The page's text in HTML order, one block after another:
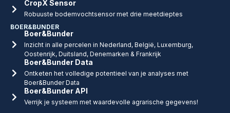
CropX Sensor
Robuuste bodemvochtsensor met drie meetdieptes
BOER&BUNDER
Boer&Bunder
Inzicht in alle percelen in Nederland, België, Luxemburg,
Oostenrijk, Duitsland, Denemarken & Frankrijk
Boer&Bunder Data
Ontketen het volledige potentieel van je analyses met
Boer&Bunder Data
Boer&Bunder API
Verrijk je systeem met waardevolle agrarische gegevens!